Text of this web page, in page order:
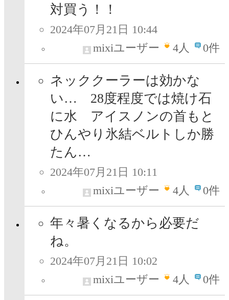
対買う！！
2024年07月21日 10:44
mixiユーザー
4人 0件
ネッククーラーは効かな
い… 28度程度では焼け石
に水 アイスノンの首もと
ひんやり氷結ベルトしか勝
たん…
2024年07月21日 10:11
mixiユーザー
4人 0件
年々暑くなるから必要だ
ね。
2024年07月21日 10:02
mixiユーザー
4人 0件